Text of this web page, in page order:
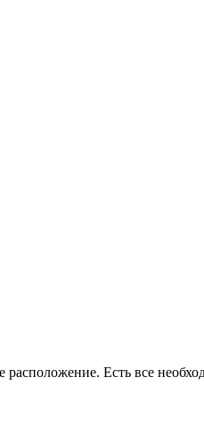
Есть все